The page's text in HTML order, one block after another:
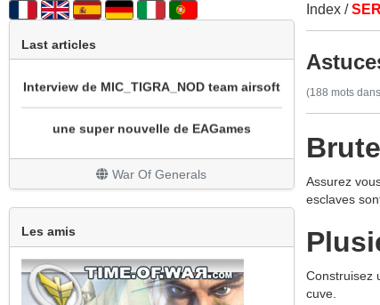
Last articles
prochainement sotie mod cnc sg1 beta 3
Interview de MIC_TIGRA_NOD team airsoft
une super nouvelle de EAGames
REPRISE DU MOD WOW
Un peu de nouveauté avec la sortie de All
Stars
Grosse mise à jour
War Of Generals
Les amis
Index /
(188 mots
Assurez
esclaves
Construisez
cuve.